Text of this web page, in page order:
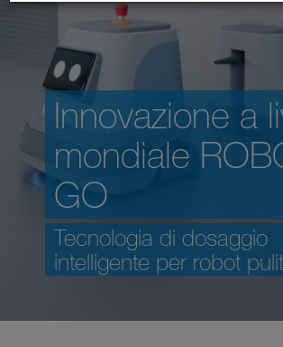
Innovazione a
mondiale
GO
Tecnologia di dosaggio
intelligente per robot